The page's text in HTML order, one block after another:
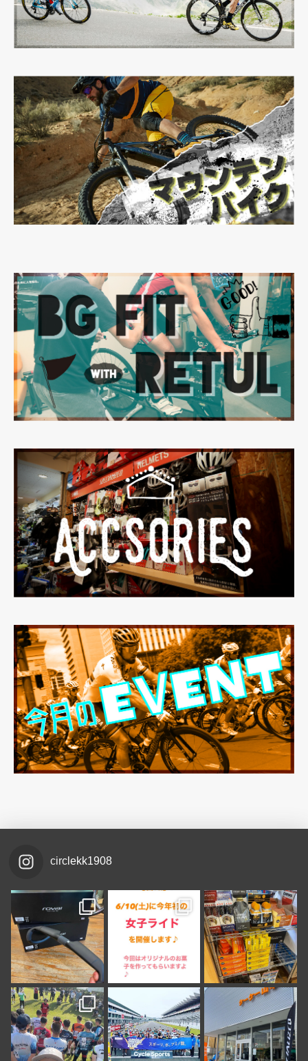
circlekk1908